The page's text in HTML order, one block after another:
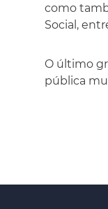
como
Social,
O último
pública